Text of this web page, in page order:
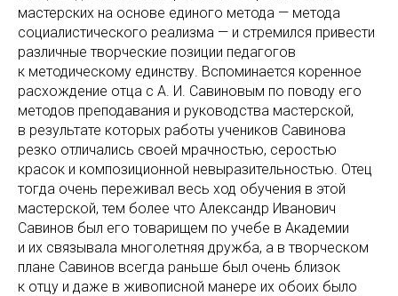
мастерских на основе единого метода — метода
социалистического реализма — и стремился привести
различные творческие позиции педагогов
к методическому единству. Вспоминается коренное
расхождение отца с А. И. Савиновым по поводу его
методов преподавания и руководства мастерской,
в результате которых работы учеников Савинова
резко отличались своей мрачностью, серостью
красок и композиционной невыразительностью. Отец
тогда очень переживал весь ход обучения в этой
мастерской, тем более что Александр Иванович
Савинов был его товарищем по учебе в Академии
и их связывала многолетняя дружба, а в творческом
плане Савинов всегда раньше был очень близок
к отцу и даже в живописной манере их обоих было